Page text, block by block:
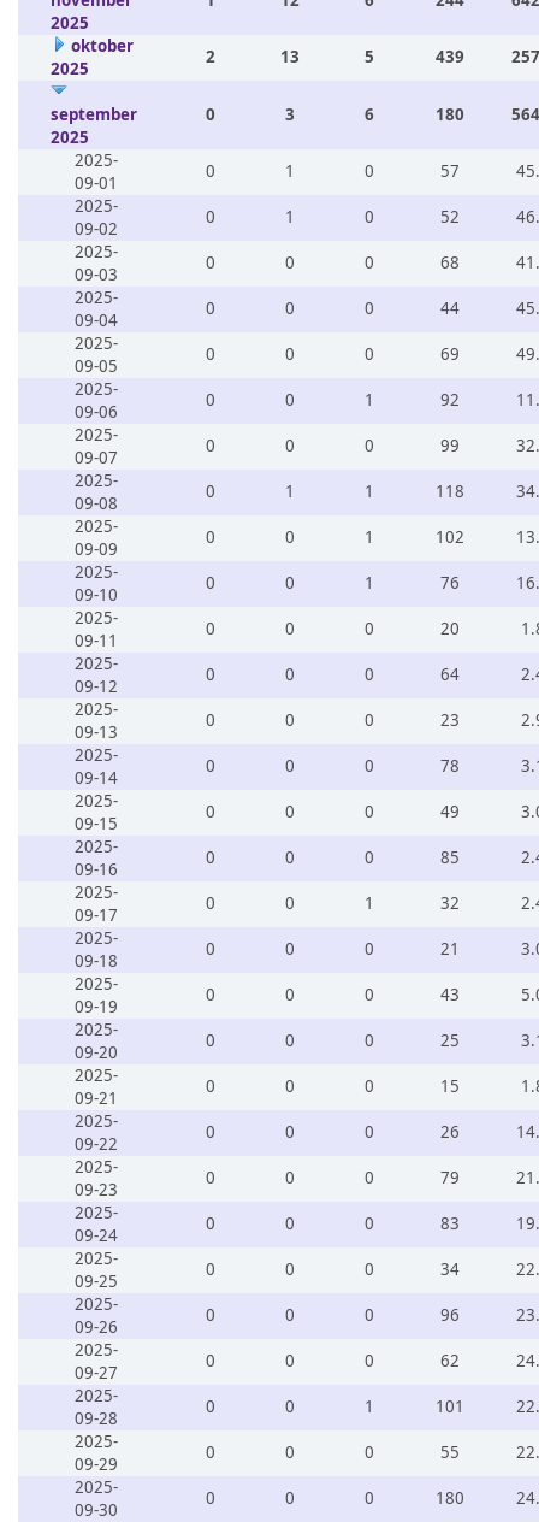
2025
oktober
2025
2 13 5 439
september
2025
0 3 6 180
2025-
09-01
0 1 0 57
2025-
09-02
0 1 0 52
2025-
09-03
0 0 0 68
2025-
09-04
0 0 0 44
2025-
09-05
0 0 0 69
2025-
09-06
0 0 1 92
2025-
09-07
0 0 0 99
2025-
09-08
0 1 1 118
2025-
09-09
0 0 1 102
2025-
09-10
0 0 1 76
2025-
09-11
0 0 0 20
2025-
09-12
0 0 0 64
2025-
09-13
0 0 0 23
2025-
09-14
0 0 0 78
2025-
09-15
0 0 0 49
2025-
09-16
0 0 0 85
2025-
09-17
0 0 1 32
2025-
09-18
0 0 0 21
2025-
09-19
0 0 0 43
2025-
09-20
0 0 0 25
2025-
09-21
0 0 0 15
2025-
09-22
0 0 0 26
2025-
09-23
0 0 0 79
2025-
09-24
0 0 0 83
2025-
09-25
0 0 0 34
2025-
09-26
0 0 0 96
2025-
09-27
0 0 0 62
2025-
09-28
0 0 1 101
2025-
09-29
0 0 0 55
2025-
09-30
0 0 0 180